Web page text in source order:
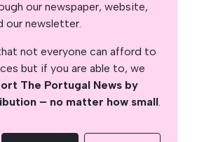
our newspaper, website,
our newsletter.
not everyone can afford to
but if you are able to, we
The Portugal News by
– no matter how small.